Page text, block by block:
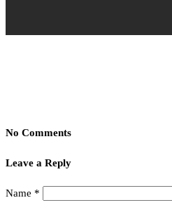
No Comments
Leave a Reply
Name *